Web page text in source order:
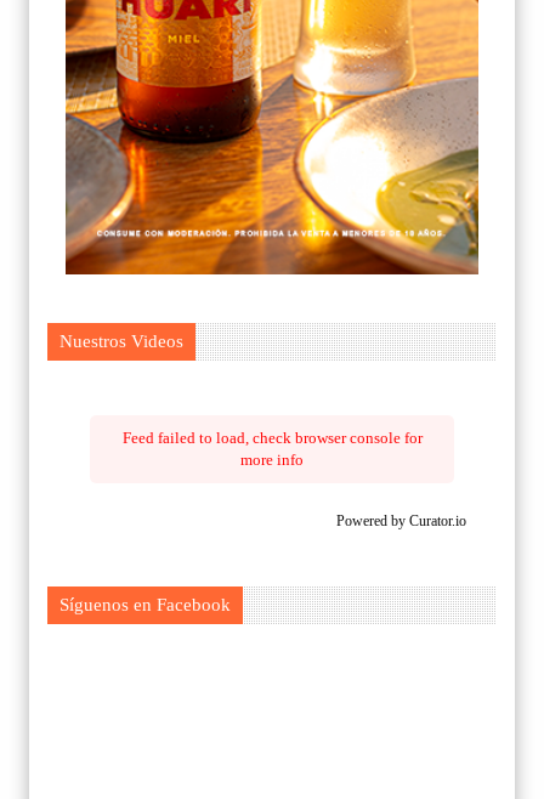
Nuestros Videos
Feed failed to load, check browser console for
more info
Powered by Curator.io
Síguenos en Facebook